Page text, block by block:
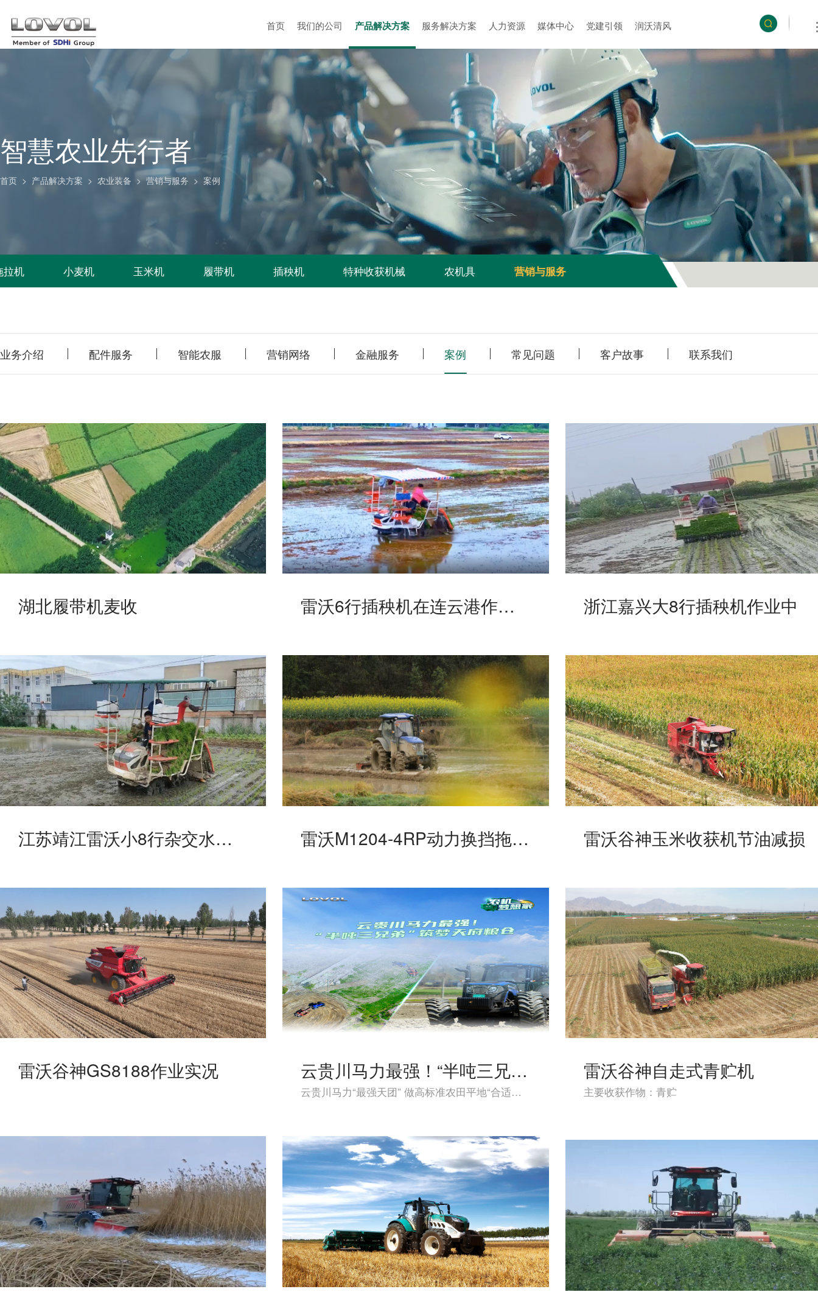
首页 我们的公司 产品解决方案 服务解决方案 人力资源 媒体中心 党建引领 润沃清风
智慧农业先行者
首页 > 产品解决方案 > 农业装备 > 营销与服务 > 案例
拉机 小麦机 玉米机 履带机 插秧机 特种收获机械 农机具 营销与服务
业务介绍 配件服务 智能农服 营销网络 金融服务 案例 常见问题 客户故事 联系我们
湖北履带机麦收 雷沃6行插秧机在连云港作业中 浙江嘉兴大8行插秧机作业中
江苏靖江雷沃小8行杂交水稻作业中，效果效率都相当好 雷沃M1204-4RP动力换挡拖拉机 雷沃谷神玉米收获机节油减损
雷沃谷神GS8188作业实况 云贵川马力最强！“半吨三兄弟”筑梦天府粮仓
云贵川马力“最强天团” 做高标准农田平地“合适得很”
雷沃谷神自走式青贮机
主要收获作物：青贮